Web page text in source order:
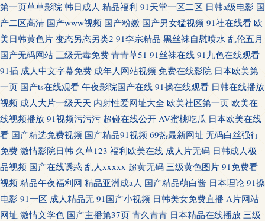
第一页草草影院 韩日成人 精品福利 91天堂一区二区 日韩a级电影 国
产二区高清 国产www视频 国产粉嫩 国产男女猛视频 91社在线看 欧
美日韩黄色片 变态另态另类2 91李宗精品 黑丝袜自慰喷水 乱伦五月
国产无码网站 三级无毒免费 青青草51 91丝袜在线 91九色在线观看
91插 成人中文字幕免费 成年人网站视频 免费在线影院 日本欧美第
一页 国产ts在线观看 午夜影院国产在线 91操在线观看 日韩在线播放
视频 成人大片一级天天 内射性爱网址大全 欧美社区第一页 欧美在
线视频播放 91视频污污污 超碰在线公开 AV蜜桃吃瓜 日本欧美在线
看 国产精选免费视频 国产精品91视频 69热最新网址 无码白丝强行
免费 激情影院日韩 久草123 福利欧美在线 成人片无码 日韩成人极
品视频 国产在线诱惑 乱人xxxxx 超黄无码 三级黄色图片 91免费看
视频 精品午夜福利网 精品亚洲成a人 国产精品萌白酱 日本理论 91操
电影 91一区 成人精品无 91国产小视频 日韩美女免费直播 A片网站
网址 激情文学色 国产主播第37页 青久青青 日本精品在线播放 三级